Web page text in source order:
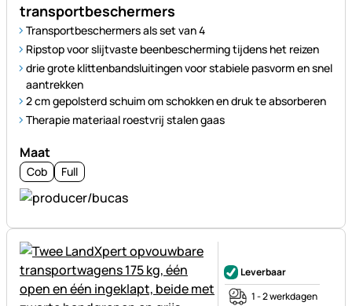
transportbeschermers
Transportbeschermers als set van 4
Ripstop voor slijtvaste beenbescherming tijdens het reizen
drie grote klittenbandsluitingen voor stabiele pasvorm en snel
aantrekken
2 cm gepolsterd schuim om schokken en druk te absorberen
Therapie materiaal roestvrij stalen gaas
Maat
Cob Full
Leverbaar
1 - 2 werkdagen